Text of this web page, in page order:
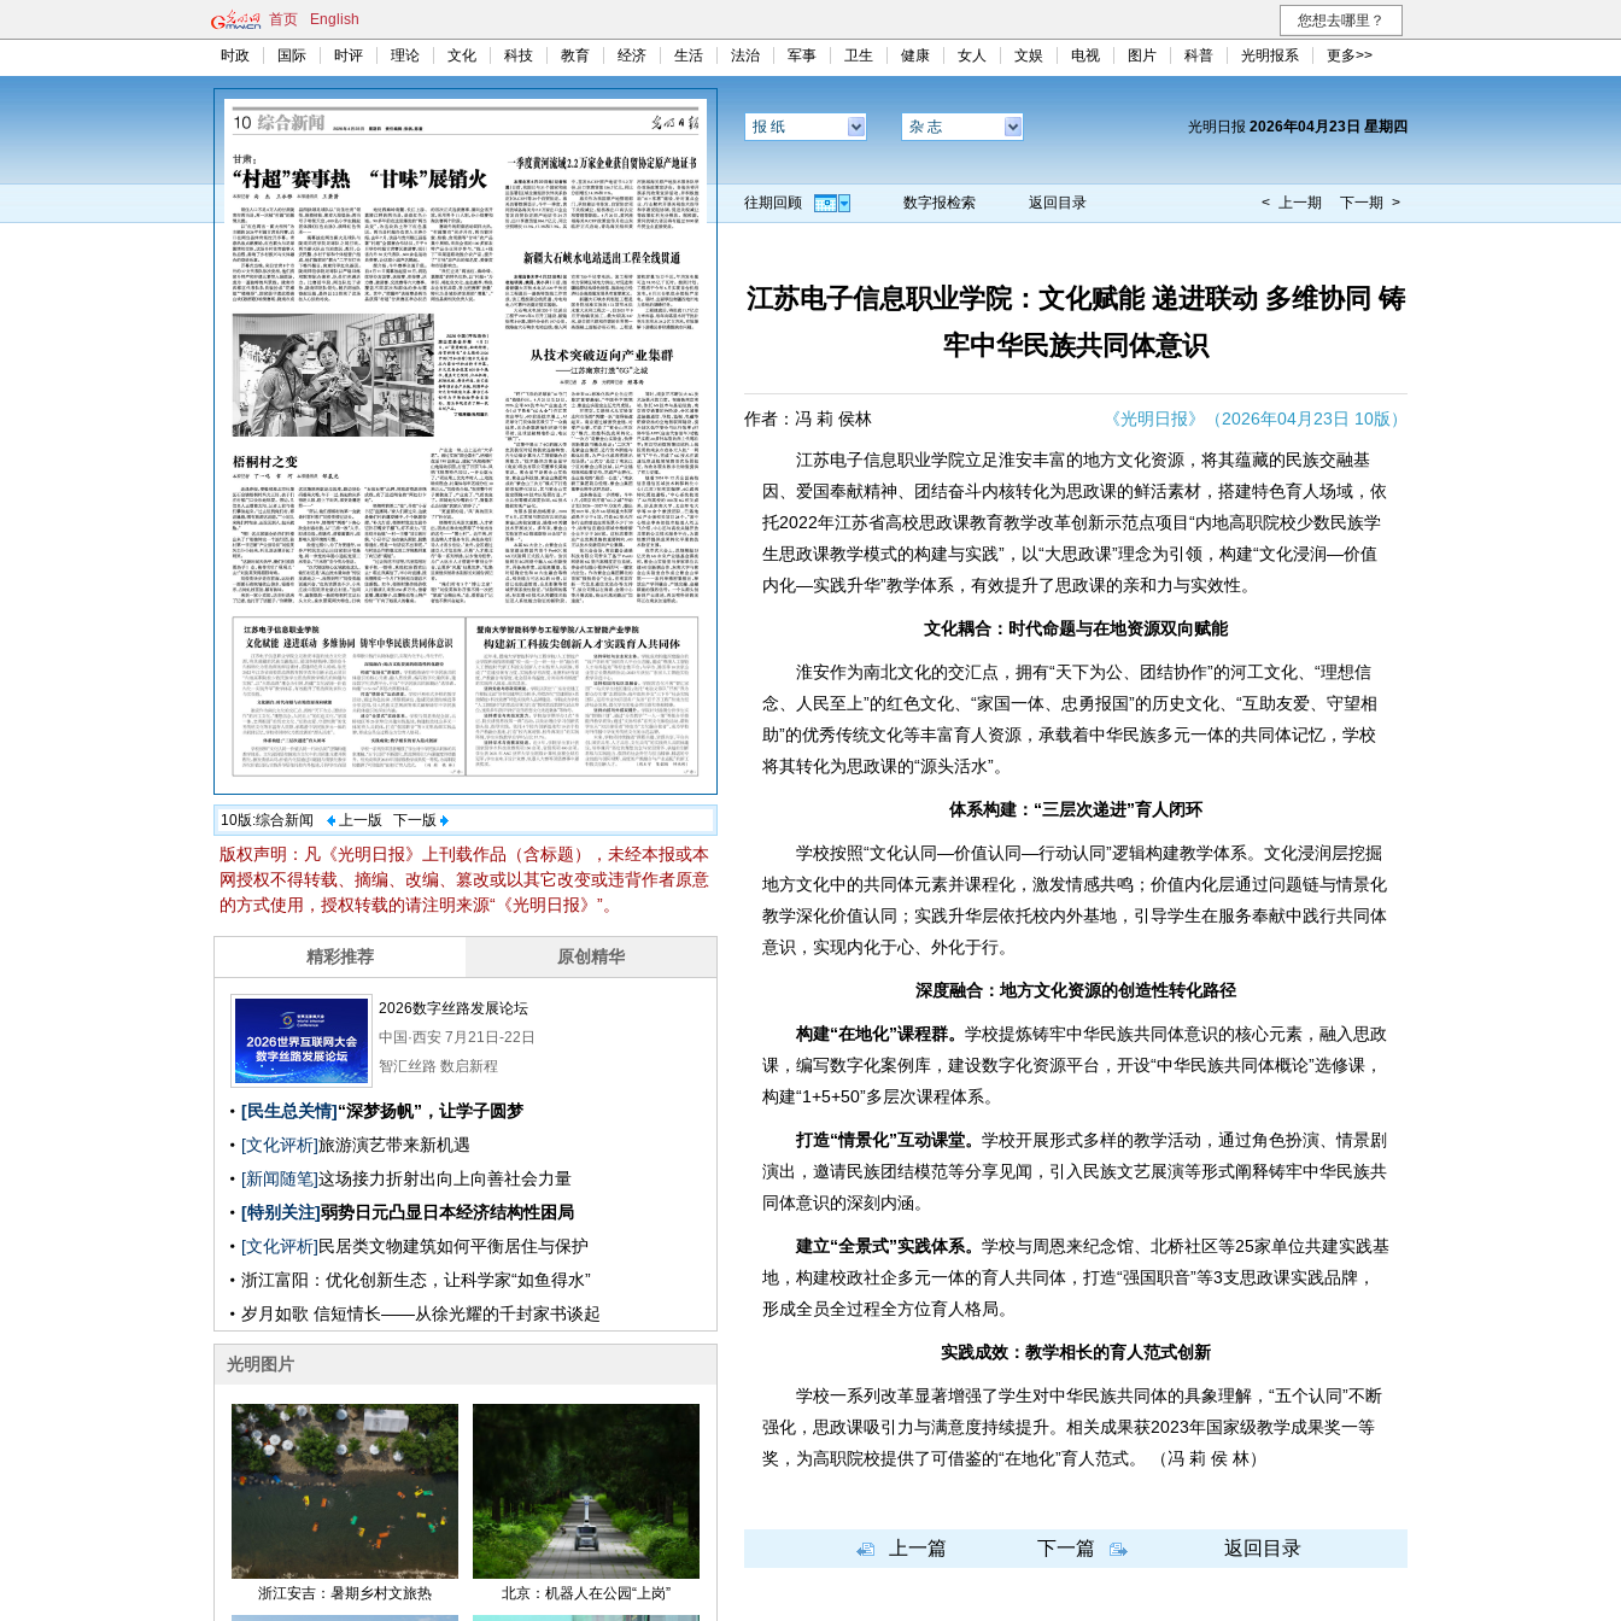
首页 English 您想去哪里？
时政 国际 时评 理论 文化 科技 教育 经济 生活 法治 军事 卫生 健康 女人 文娱 电视 图片 科普 光明报系 更多>>
10版:综合新闻 上一版 下一版
版权声明：凡《光明日报》上刊载作品（含标题），未经本报或本
网授权不得转载、摘编、改编、篡改或以其它改变或违背作者原意
的方式使用，授权转载的请注明来源“《光明日报》”。
报 纸 杂 志 光明日报 2026年04月23日 星期四
往期回顾 数字报检索 返回目录 < 上一期 下一期 >
江苏电子信息职业学院：文化赋能 递进联动 多维协同 铸
牢中华民族共同体意识
作者：冯 莉 侯林 《光明日报》（2026年04月23日 10版）
江苏电子信息职业学院立足淮安丰富的地方文化资源，将其蕴藏的民族交融基
因、爱国奉献精神、团结奋斗内核转化为思政课的鲜活素材，搭建特色育人场域，依
托2022年江苏省高校思政课教育教学改革创新示范点项目“内地高职院校少数民族学
生思政课教学模式的构建与实践”，以“大思政课”理念为引领，构建“文化浸润—价值
内化—实践升华”教学体系，有效提升了思政课的亲和力与实效性。
文化耦合：时代命题与在地资源双向赋能
淮安作为南北文化的交汇点，拥有“天下为公、团结协作”的河工文化、“理想信
念、人民至上”的红色文化、“家国一体、忠勇报国”的历史文化、“互助友爱、守望相
助”的优秀传统文化等丰富育人资源，承载着中华民族多元一体的共同体记忆，学校
将其转化为思政课的“源头活水”。
体系构建：“三层次递进”育人闭环
学校按照“文化认同—价值认同—行动认同”逻辑构建教学体系。文化浸润层挖掘
地方文化中的共同体元素并课程化，激发情感共鸣；价值内化层通过问题链与情景化
教学深化价值认同；实践升华层依托校内外基地，引导学生在服务奉献中践行共同体
意识，实现内化于心、外化于行。
深度融合：地方文化资源的创造性转化路径
构建“在地化”课程群。 学校提炼铸牢中华民族共同体意识的核心元素，融入思政
课，编写数字化案例库，建设数字化资源平台，开设“中华民族共同体概论”选修课，
构建“1+5+50”多层次课程体系。
打造“情景化”互动课堂。 学校开展形式多样的教学活动，通过角色扮演、情景剧
演出，邀请民族团结模范等分享见闻，引入民族文艺展演等形式阐释铸牢中华民族共
同体意识的深刻内涵。
建立“全景式”实践体系。 学校与周恩来纪念馆、北桥社区等25家单位共建实践基
地，构建校政社企多元一体的育人共同体，打造“强国职音”等3支思政课实践品牌，
形成全员全过程全方位育人格局。
实践成效：教学相长的育人范式创新
学校一系列改革显著增强了学生对中华民族共同体的具象理解，“五个认同”不断
强化，思政课吸引力与满意度持续提升。相关成果获2023年国家级教学成果奖一等
奖，为高职院校提供了可借鉴的“在地化”育人范式。 （冯 莉 侯 林）
上一篇 下一篇 返回目录